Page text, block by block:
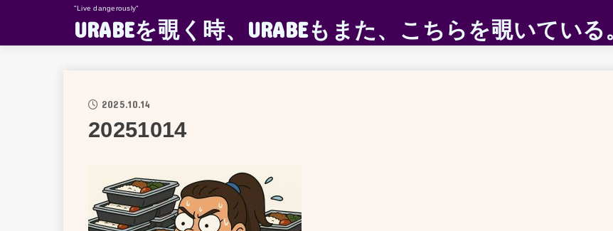
"Live dangerously"
URABEを覗く時、URABEもまた、こちらを覗いている
2025.10.14
20251014